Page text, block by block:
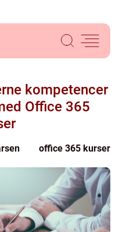
kompetencer
Office 365
office 365 kurser